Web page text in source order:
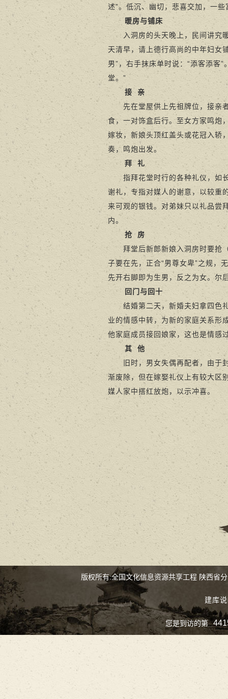
述”。低沉、幽切，悲喜交加，一
暖房与铺床
入洞房的头天晚上，民间讲究暖
天清早，请上德行高尚的中年妇女
男”，右手抹床单时说：“添客添客
堂。”
接
亲
先在堂屋供上先祖牌位，接亲者
食，一对饰盒后行。至女方家鸣炮
嫁妆，新娘头顶红盖头或花冠入轿
奏，鸣炮出发。
拜
礼
指拜花堂时行的各种礼仪，如长
谢礼，专指对媒人的谢意，以较重
来可观的银钱。对弟妹只以礼品尝
内。
抢
房
拜堂后新郎新娘入洞房时要抢（
子要在先，正合“男尊女卑”之规，
先开右脚即为生男，反之为女。尔
回门与回十
结婚第二天，新婚夫妇拿四色礼
业的情感中转，为新的家庭关系形
他家庭成员接回娘家，这也是情感
其
他
旧时，男女失偶再配者，由于封
渐废除，但在嫁娶礼仪上有较大区
媒人家中搭红放炮，以示冲喜。
版权所有:全国文化信息资源共享工程 陕西省
建库
您是到访的第